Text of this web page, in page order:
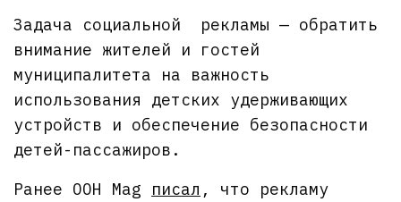
Задача социальной рекламы — обратить
внимание жителей и гостей
муниципалитета на важность
использования детских удерживающих
устройств и обеспечение безопасности
детей-пассажиров.
Ранее OOH Mag писал , что рекламу